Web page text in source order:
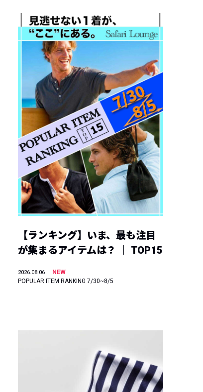
【ランキング】いま、最も注目
が集まるアイテムは？ ｜ TOP15
2026.08.06
NEW
POPULAR ITEM RANKING 7/30~8/5